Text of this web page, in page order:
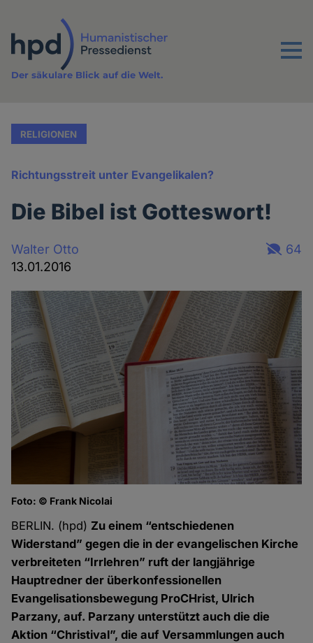
Inhalt
Menu
Der säkulare Blick auf die Welt.
RELIGIONEN
Richtungsstreit unter Evangelikalen?
Die Bibel ist Gotteswort!
Walter Otto
13.01.2016
64
Foto: © Frank Nicolai
BERLIN. (hpd) Zu einem “entschiedenen
Widerstand” gegen die in der evangelischen Kirche
verbreiteten “Irrlehren” ruft der langjährige
Hauptredner der überkonfessionellen
Evangelisationsbewegung ProCHrist, Ulrich
Parzany, auf. Parzany unterstützt auch die die
Aktion “Christival”, die auf Versammlungen auch